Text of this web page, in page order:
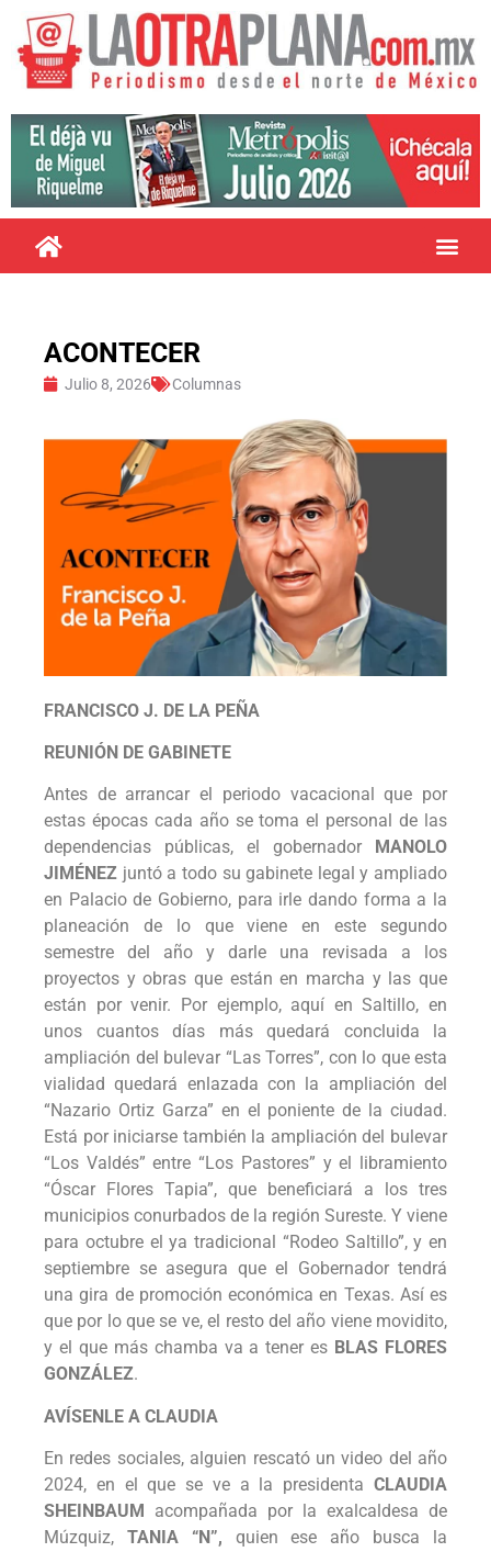
ACONTECER
Julio 8, 2026 Columnas
FRANCISCO J. DE LA PEÑA
REUNIÓN DE GABINETE
Antes de arrancar el periodo vacacional que por
estas épocas cada año se toma el personal de las
dependencias públicas, el gobernador
MANOLO
JIMÉNEZ juntó a todo su gabinete legal y ampliado
en Palacio de Gobierno, para irle dando forma a la
planeación de lo que viene en este segundo
semestre del año y darle una revisada a los
proyectos y obras que están en marcha y las que
están por venir. Por ejemplo, aquí en Saltillo, en
unos cuantos días más quedará concluida la
ampliación del bulevar “Las Torres”, con lo que esta
vialidad quedará enlazada con la ampliación del
“Nazario Ortiz Garza” en el poniente de la ciudad.
Está por iniciarse también la ampliación del bulevar
“Los Valdés” entre “Los Pastores” y el libramiento
“Óscar Flores Tapia”, que beneficiará a los tres
municipios conurbados de la región Sureste. Y viene
para octubre el ya tradicional “Rodeo Saltillo”, y en
septiembre se asegura que el Gobernador tendrá
una gira de promoción económica en Texas. Así es
que por lo que se ve, el resto del año viene movidito,
y el que más chamba va a tener es BLAS FLORES
GONZÁLEZ.
AVÍSENLE A CLAUDIA
En redes sociales, alguien rescató un video del año
2024, en el que se ve a la presidenta CLAUDIA
SHEINBAUM
acompañada por la exalcaldesa de
Múzquiz, TANIA “N”, quien ese año busca la